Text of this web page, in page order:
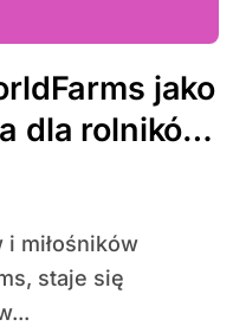
jako
dla rolników
staje się